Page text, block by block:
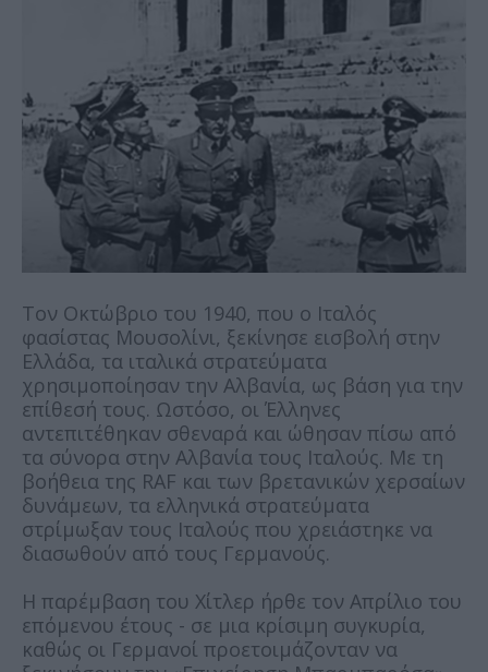
Τον Οκτώβριο του 1940, που ο Ιταλός
φασίστας Μουσολίνι, ξεκίνησε εισβολή στην
Ελλάδα, τα ιταλικά στρατεύματα
χρησιμοποίησαν την Αλβανία, ως βάση για την
επίθεσή τους. Ωστόσο, οι Έλληνες
αντεπιτέθηκαν σθεναρά και ώθησαν πίσω από
τα σύνορα στην Αλβανία τους Ιταλούς. Με τη
βοήθεια της RAF και των βρετανικών χερσαίων
δυνάμεων, τα ελληνικά στρατεύματα
στρίμωξαν τους Ιταλούς που χρειάστηκε να
διασωθούν από τους Γερμανούς.
Η παρέμβαση του Χίτλερ ήρθε τον Απρίλιο του
επόμενου έτους - σε μια κρίσιμη συγκυρία,
καθώς οι Γερμανοί προετοιμάζονταν να